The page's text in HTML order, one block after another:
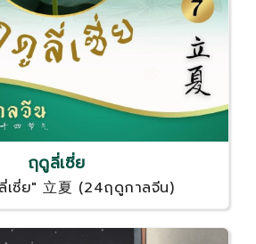
ฤดูลี่เซี่ย
ซี่ย" 立夏 (24ฤดูกาลจีน)